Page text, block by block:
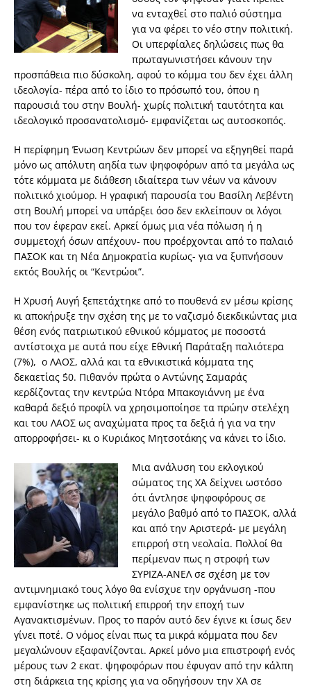
να ενταχθεί στο παλιό σύστημα
για να φέρει το νέο στην πολιτική.
Οι υπερφίαλες δηλώσεις πως θα
πρωταγωνιστήσει κάνουν την
προσπάθεια πιο δύσκολη, αφού το κόμμα του δεν έχει άλλη
ιδεολογία- πέρα από το ίδιο το πρόσωπό του, όπου η
παρουσιά του στην Βουλή- χωρίς πολιτική ταυτότητα και
ιδεολογικό προσανατολισμό- εμφανίζεται ως αυτοσκοπός.
Η περίφημη Ένωση Κεντρώων δεν μπορεί να εξηγηθεί παρά
μόνο ως απόλυτη αηδία των ψηφοφόρων από τα μεγάλα ως
τότε κόμματα με διάθεση ιδιαίτερα των νέων να κάνουν
πολιτικό χιούμορ. Η γραφική παρουσία του Βασίλη Λεβέντη
στη Βουλή μπορεί να υπάρξει όσο δεν εκλείπουν οι λόγοι
που τον έφεραν εκεί. Αρκεί όμως μια νέα πόλωση ή η
συμμετοχή όσων απέχουν- που προέρχονται από το παλαιό
ΠΑΣΟΚ και τη Νέα Δημοκρατία κυρίως- για να ξυπνήσουν
εκτός Βουλής οι “Κεντρώοι”.
Η Χρυσή Αυγή ξεπετάχτηκε από το πουθενά εν μέσω κρίσης
κι αποκήρυξε την σχέση της με το ναζισμό διεκδικώντας μια
θέση ενός πατριωτικού εθνικού κόμματος με ποσοστά
αντίστοιχα με αυτά που είχε Εθνική Παράταξη παλιότερα
(7%), ο ΛΑΟΣ, αλλά και τα εθνικιστικά κόμματα της
δεκαετίας ΄50. Πιθανόν πρώτα ο Αντώνης Σαμαράς
κερδίζοντας την κεντρώα Ντόρα Μπακογιάννη με ένα
καθαρά δεξιό προφίλ να χρησιμοποίησε τα πρώην στελέχη
και του ΛΑΟΣ ως αναχώματα προς τα δεξιά ή για να την
απορροφήσει- κι ο Κυριάκος Μητσοτάκης να κάνει το ίδιο.
Μια ανάλυση του εκλογικού
σώματος της ΧΑ δείχνει ωστόσο
ότι άντλησε ψηφοφόρους σε
μεγάλο βαθμό από το ΠΑΣΟΚ, αλλά
και από την Αριστερά- με μεγάλη
επιρροή στη νεολαία. Πολλοί θα
περίμεναν πως η στροφή των
ΣΥΡΙΖΑ-ΑΝΕΛ σε σχέση με τον
αντιμνημιακό τους λόγο θα ενίσχυε την οργάνωση -που
εμφανίστηκε ως πολιτική επιρροή την εποχή των
Αγανακτισμένων. Προς το παρόν αυτό δεν έγινε κι ίσως δεν
γίνει ποτέ. O νόμος είναι πως τα μικρά κόμματα που δεν
μεγαλώνουν εξαφανίζονται. Αρκεί μόνο μια επιστροφή ενός
μέρους των 2 εκατ. ψηφοφόρων που έφυγαν από την κάλπη
στη διάρκεια της κρίσης για να οδηγήσουν την ΧΑ σε